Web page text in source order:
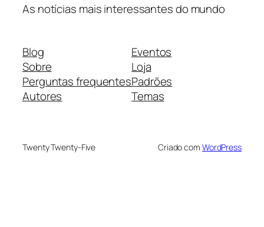
As notícias mais interessantes do mundo
Blog
Sobre
Perguntas frequentes
Autores
Eventos
Loja
Padrões
Temas
Twenty Twenty-Five Criado com WordPress